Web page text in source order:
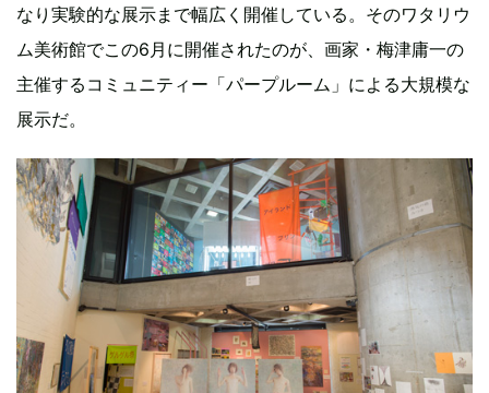
なり実験的な展示まで幅広く開催している。そのワタリウ
ム美術館でこの6月に開催されたのが、画家・梅津庸一の
主催するコミュニティー「パープルーム」による大規模な
展示だ。